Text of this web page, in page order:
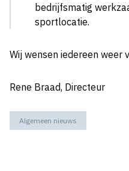
bedrijfsmatig
sportlocatie.
Wij wensen iedereen
Rene Braad, Directeur
Algemeen nieuws